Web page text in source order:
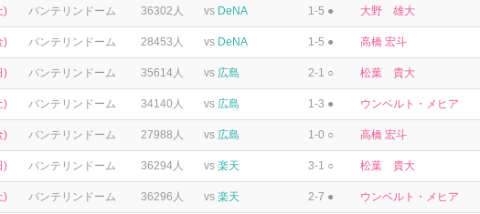
) バンテリンドーム 36302人 vs DeNA 1-5 ● 大野 雄大
) バンテリンドーム 28453人 vs DeNA 1-5 ● 高橋 宏斗
) バンテリンドーム 35614人 vs 広島 2-1 ○ 松葉 貴大
) バンテリンドーム 34140人 vs 広島 1-3 ● ウンベルト・メヒア
) バンテリンドーム 27988人 vs 広島 1-0 ○ 高橋 宏斗
) バンテリンドーム 36294人 vs 楽天 3-1 ○ 松葉 貴大
) バンテリンドーム 36296人 vs 楽天 2-7 ● ウンベルト・メヒア